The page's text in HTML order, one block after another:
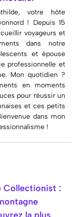
votre hôte
! Depuis 15
voyageurs et
dans notre
et épouse
professionnelle et
Mon quotidien ?
en moments
pour réussir un
et ces petits
dans mon
!
Collectionist :